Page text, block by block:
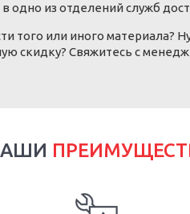
одно из отделений служб
того или иного материала?
скидку? Свяжитесь с